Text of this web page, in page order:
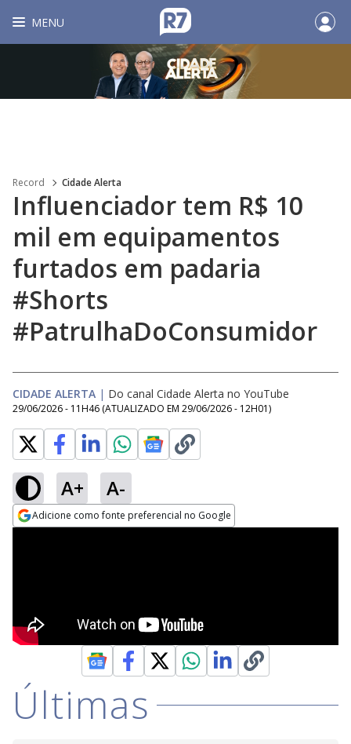
MENU
Record Cidade Alerta
Influenciador tem R$ 10
mil em equipamentos
furtados em padaria
#Shorts
#PatrulhaDoConsumidor
CIDADE ALERTA | Do canal Cidade Alerta no YouTube
29/06/2026 - 11H46 (ATUALIZADO EM 29/06/2026 - 12H01)
A+ A-
Adicione como fonte preferencial no Google
Últimas